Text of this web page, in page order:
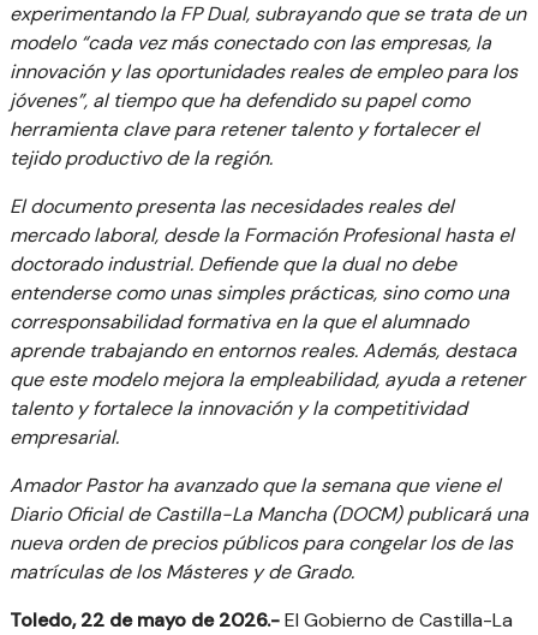
experimentando la FP Dual, subrayando que se trata de un
modelo “cada vez más conectado con las empresas, la
innovación y las oportunidades reales de empleo para los
jóvenes”, al tiempo que ha defendido su papel como
herramienta clave para retener talento y fortalecer el
tejido productivo de la región.
El documento presenta las necesidades reales del
mercado laboral, desde la Formación Profesional hasta el
doctorado industrial. Defiende que la dual no debe
entenderse como unas simples prácticas, sino como una
corresponsabilidad formativa en la que el alumnado
aprende trabajando en entornos reales. Además, destaca
que este modelo mejora la empleabilidad, ayuda a retener
talento y fortalece la innovación y la competitividad
empresarial.
Amador Pastor ha avanzado que la semana que viene el
Diario Oficial de Castilla-La Mancha (DOCM) publicará una
nueva orden de precios públicos para congelar los de las
matrículas de los Másteres y de Grado.
Toledo, 22 de mayo de 2026.-El Gobierno de Castilla-La